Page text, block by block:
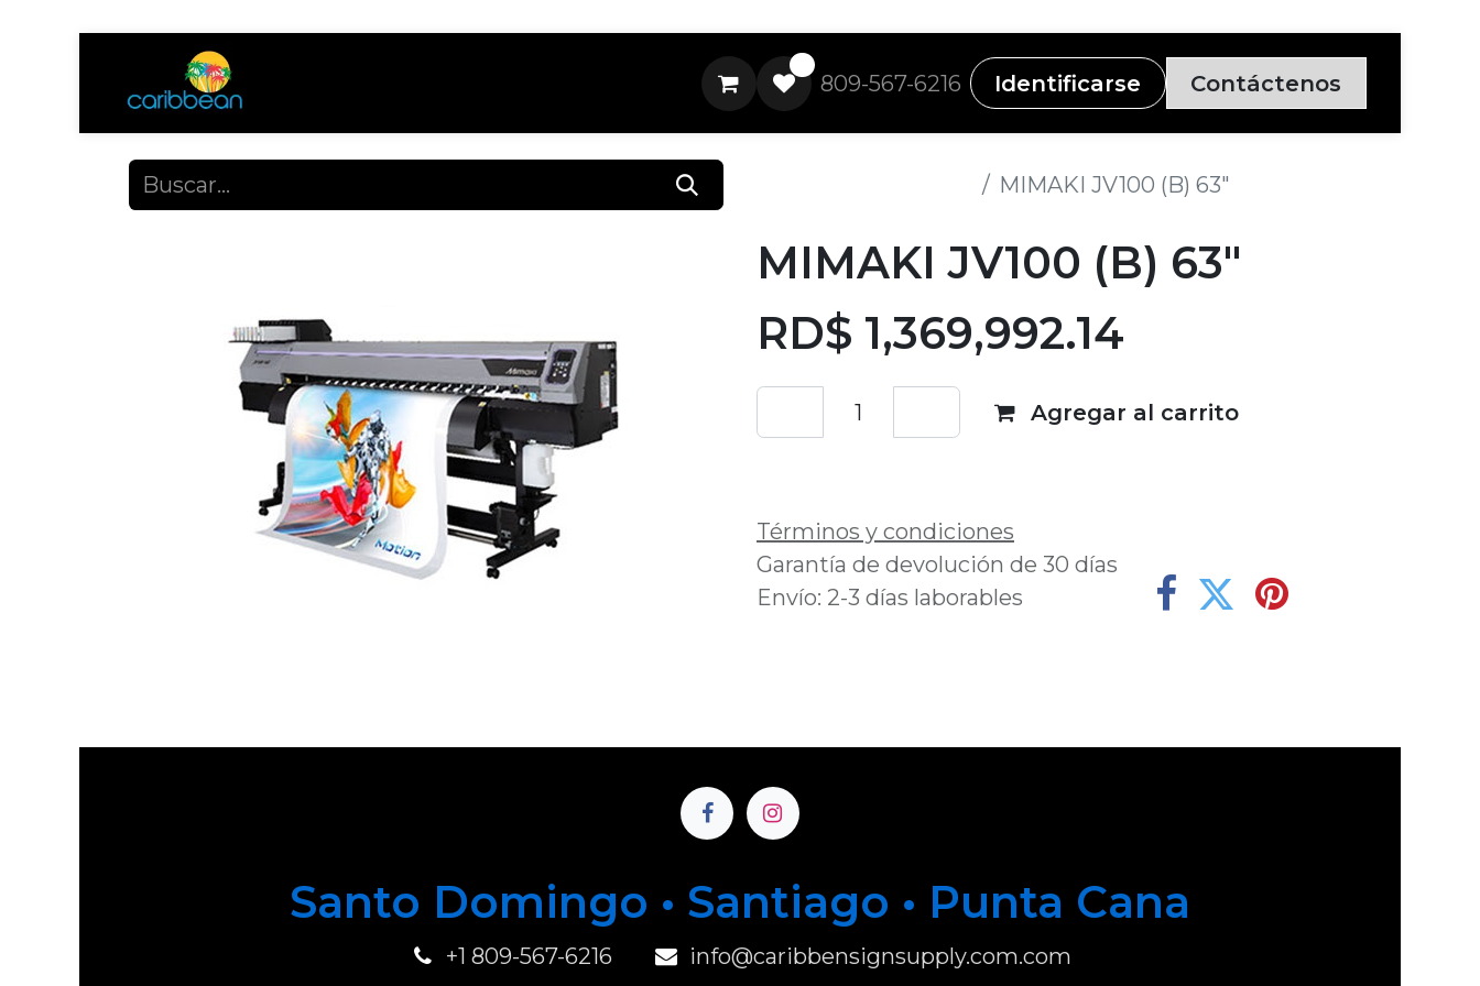
809-567-6216 Identificarse Contáctenos
MIMAKI JV100 (B) 63"
MIMAKI JV100 (B) 63"
RD$ 1,369,992.14
Agregar al carrito
Términos y condiciones
Garantía de devolución de 30 días
Envío: 2-3 días laborables
Santo Domingo • Santiago • Punta Cana
+1 809-567-6216 info@caribbensignsupply.com.com